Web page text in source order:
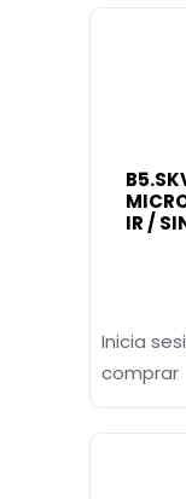
IR /
Inicia
comprar